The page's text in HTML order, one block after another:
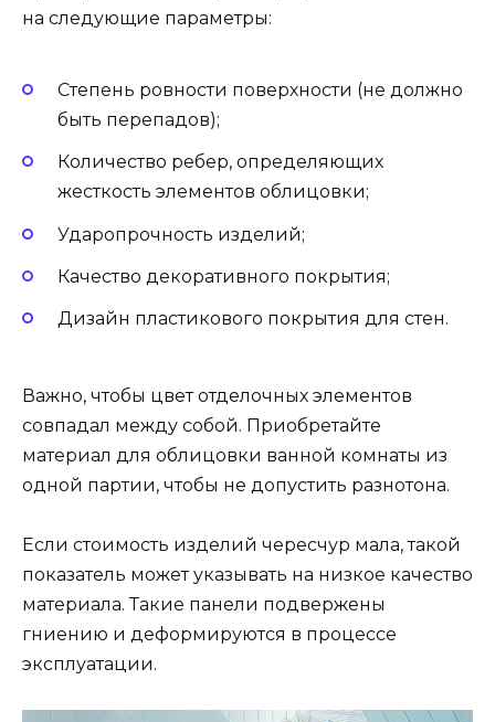
на следующие параметры:
Степень ровности поверхности (не должно
быть перепадов);
Количество ребер, определяющих
жесткость элементов облицовки;
Ударопрочность изделий;
Качество декоративного покрытия;
Дизайн пластикового покрытия для стен.
Важно, чтобы цвет отделочных элементов
совпадал между собой. Приобретайте
материал для облицовки ванной комнаты из
одной партии, чтобы не допустить разнотона.
Если стоимость изделий чересчур мала, такой
показатель может указывать на низкое качество
материала. Такие панели подвержены
гниению и деформируются в процессе
эксплуатации.